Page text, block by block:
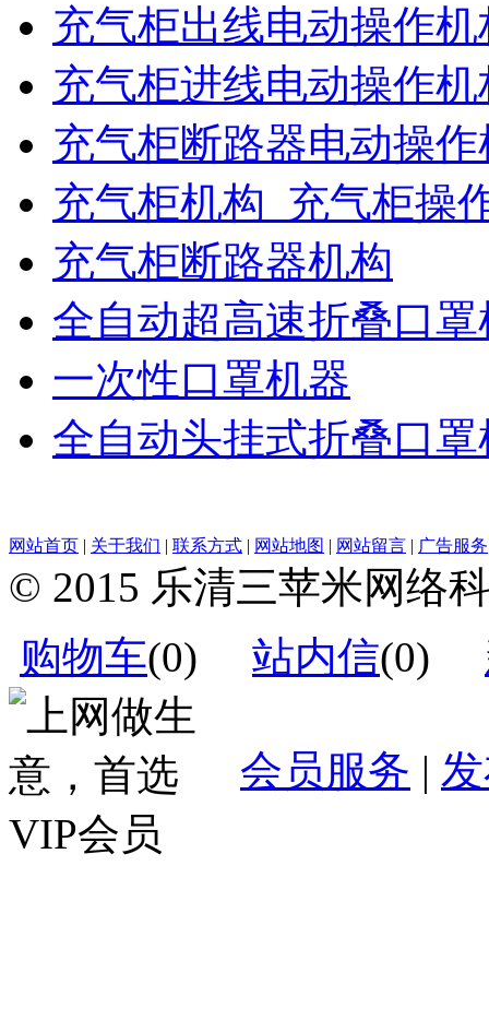
充气柜出线电动操作机
充气柜进线电动操作机
充气柜断路器电动操作
充气柜机构_充气柜操
充气柜断路器机构
全自动超高速折叠口
一次性口罩机器
全自动头挂式折叠口罩
网站首页 | 关于我们 | 联系方式 | 网站地图 | 网站留言 | 广告服务
© 2015 乐清三苹米网络
购物车(0) 站内信(0)
会员服务 |